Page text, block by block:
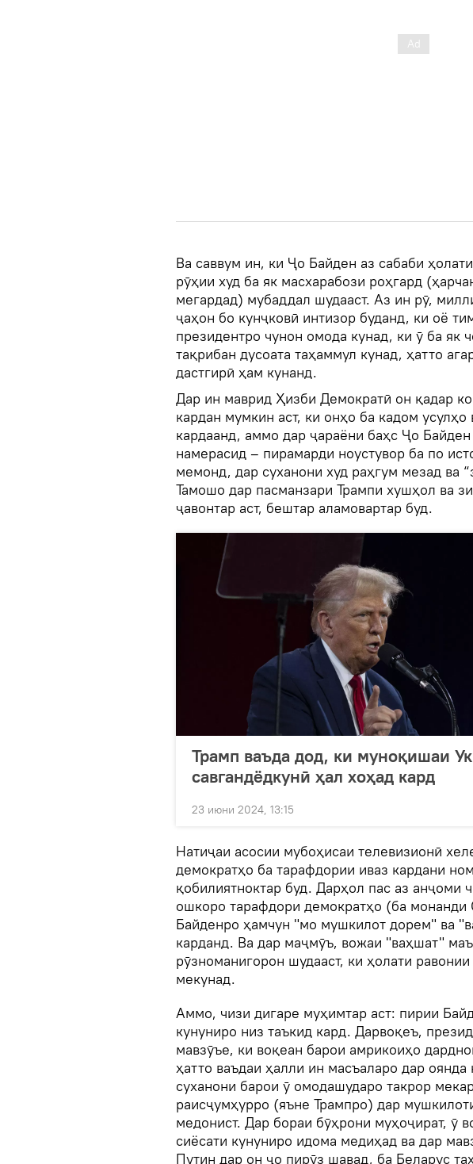
Ва саввум ин, ки Ҷо Байден аз сабаби
рӯҳии худ ба як масхарабози роҳгард
мегардад) мубаддал шудааст. Аз ин рӯ,
ҷаҳон бо кунҷковӣ интизор буданд, ки оё
президентро чунон омода кунад, ки ӯ ба як
тақрибан дусоата таҳаммул кунад, ҳатто
дастгирӣ ҳам кунанд.
Дар ин маврид Ҳизби Демократӣ он қадар
кардан мумкин аст, ки онҳо ба кадом усулҳо
кардаанд, аммо дар ҷараёни баҳс Ҷо
намерасид – пирамарди ноустувор ба по
мемонд, дар суханони худ раҳгум мезад ва
Тамошо дар пасманзари Трампи хушҳол ва
ҷавонтар аст, бештар аламовартар буд.
Трамп ваъда дод, ки муноқишаи
савгандёдкунӣ ҳал хоҳад кард
23 июни 2024, 13:15
Натиҷаи асосии мубоҳисаи телевизионӣ
демократҳо ба тарафдории иваз кардани
қобилиятноктар буд. Дарҳол пас аз анҷоми
ошкоро тарафдори демократҳо (ба монанди
Байденро ҳамчун "мо мушкилот дорем" ва
карданд. Ва дар маҷмӯъ, вожаи "ваҳшат"
рӯзноманигорон шудааст, ки ҳолати
мекунад.
Аммо, чизи дигаре муҳимтар аст: пирии
кунуниро низ таъкид кард. Дарвоқеъ,
мавзӯъе, ки воқеан барои амрикоиҳо
ҳатто ваъдаи ҳалли ин масъаларо дар
суханони барои ӯ омодашударо такрор
раисҷумҳурро (яъне Трампро) дар
медонист. Дар бораи бӯҳрони муҳоҷират, ӯ
сиёсати кунуниро идома медиҳад ва дар
Путин дар он ҷо пирӯз шавад, ба Беларус